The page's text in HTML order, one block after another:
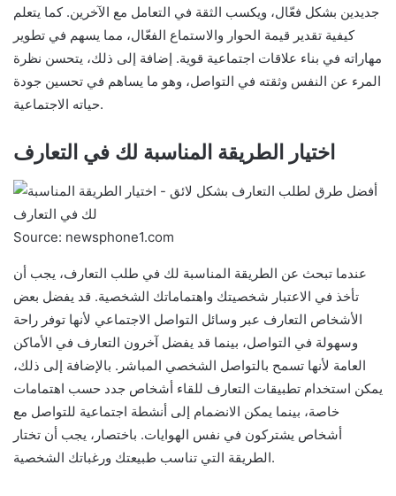
جديدين بشكل فعّال، ويكسب الثقة في التعامل مع الآخرين. كما يتعلم
كيفية تقدير قيمة الحوار والاستماع الفعّال، مما يسهم في تطوير
مهاراته في بناء علاقات اجتماعية قوية. إضافة إلى ذلك، يتحسن نظرة
المرء عن النفس وثقته في التواصل، وهو ما يساهم في تحسين جودة
حياته الاجتماعية.
اختيار الطريقة المناسبة لك في التعارف
Source: newsphone1.com
عندما تبحث عن الطريقة المناسبة لك في طلب التعارف، يجب أن
تأخذ في الاعتبار شخصيتك واهتماماتك الشخصية. قد يفضل بعض
الأشخاص التعارف عبر وسائل التواصل الاجتماعي لأنها توفر راحة
وسهولة في التواصل، بينما قد يفضل آخرون التعارف في الأماكن
العامة لأنها تسمح بالتواصل الشخصي المباشر. بالإضافة إلى ذلك،
يمكن استخدام تطبيقات التعارف للقاء أشخاص جدد حسب اهتمامات
خاصة، بينما يمكن الانضمام إلى أنشطة اجتماعية للتواصل مع
أشخاص يشتركون في نفس الهوايات. باختصار، يجب أن تختار
الطريقة التي تناسب طبيعتك ورغباتك الشخصية.